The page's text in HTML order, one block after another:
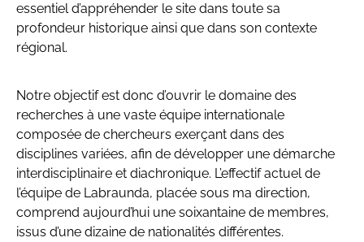
essentiel d’appréhender le site dans toute sa
profondeur historique ainsi que dans son contexte
régional.
Notre objectif est donc d’ouvrir le domaine des
recherches à une vaste équipe internationale
composée de chercheurs exerçant dans des
disciplines variées, afin de développer une démarche
interdisciplinaire et diachronique. L’effectif actuel de
l’équipe de Labraunda, placée sous ma direction,
comprend aujourd’hui une soixantaine de membres,
issus d’une dizaine de nationalités différentes.